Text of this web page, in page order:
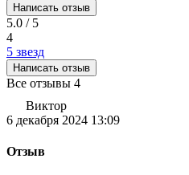
Написать отзыв
5.0 / 5
4
5 звезд
Написать отзыв
Все отзывы 4
Виктор
6 декабря 2024 13:09
Отзыв